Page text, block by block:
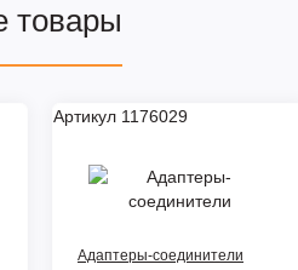
товары
Артикул 1176029
Адаптеры-соединители